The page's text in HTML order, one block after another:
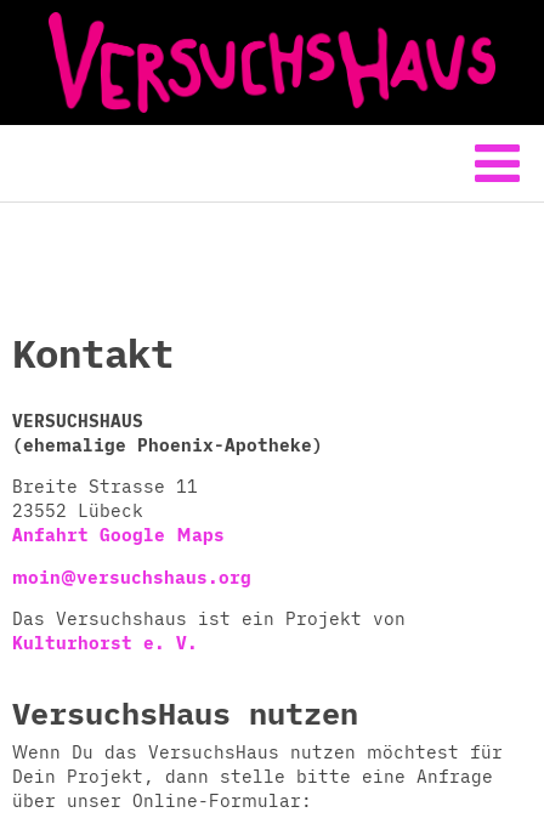
Kontakt
VERSUCHSHAUS
(ehemalige Phoenix-Apotheke)
Breite Strasse 11
23552 Lübeck
Anfahrt Google Maps
moin@versuchshaus.org
Das Versuchshaus ist ein Projekt von
Kulturhorst e. V.
VersuchsHaus nutzen
Wenn Du das VersuchsHaus nutzen möchtest für
Dein Projekt, dann stelle bitte eine Anfrage
über unser Online-Formular: